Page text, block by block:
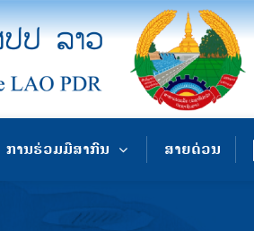
ການຮ່ວມມືສາກົນ ສາຍດ່ວນ